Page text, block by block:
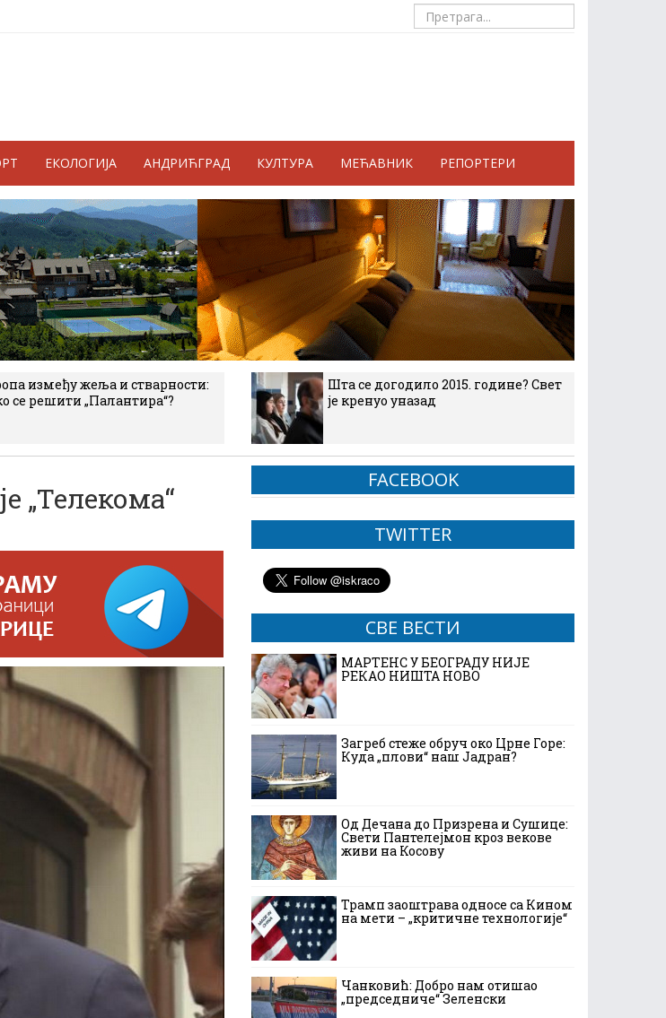
ЕКОЛОГИЈА АНДРИЋГРАД КУЛТУРА МЕЋАВНИК РЕПОРТЕРИ
између жеља и стварности:
се решити „Палантира“?
Шта се догодило 2015. године? Свет
је кренуо уназад
„Телекома“
FACEBOOK
TWITTER
СВЕ ВЕСТИ
МАРТЕНС У БЕОГРАДУ НИЈЕ
РЕКАО НИШТА НОВО
Загреб стеже обруч око Црне Горе:
Куда „плови“ наш Јадран?
Од Дечана до Призрена и Сушице:
Свети Пантелејмон кроз векове
живи на Косову
Трамп заоштрава односе са Кином
на мети – „критичне технологије“
Чанковић: Добро нам отишао
„председниче“ Зеленски